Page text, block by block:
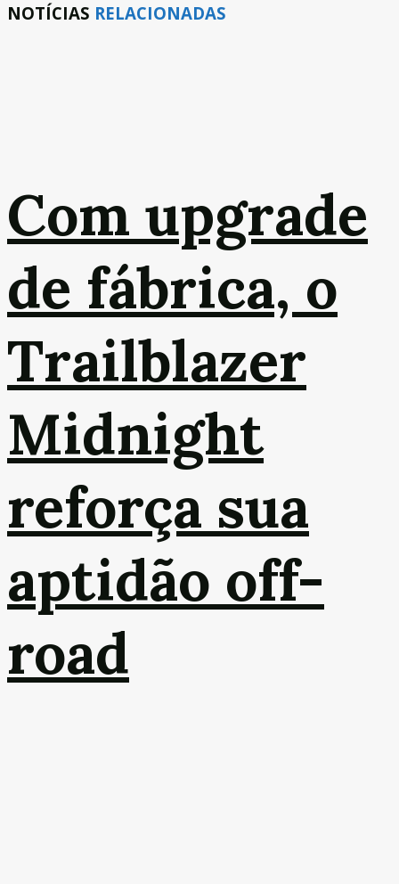
NOTÍCIAS RELACIONADAS
Com upgrade
de fábrica, o
Trailblazer
Midnight
reforça sua
aptidão off-
road